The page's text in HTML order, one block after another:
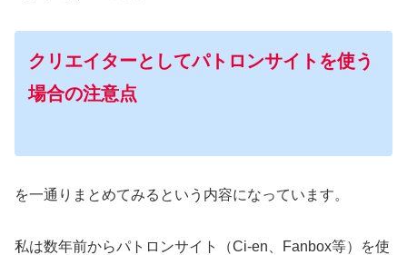
クリエイターとしてパトロンサイトを使う
場合の注意点
を一通りまとめてみるという内容になっています。
私は数年前からパトロンサイト（Ci-en、Fanbox等）を使